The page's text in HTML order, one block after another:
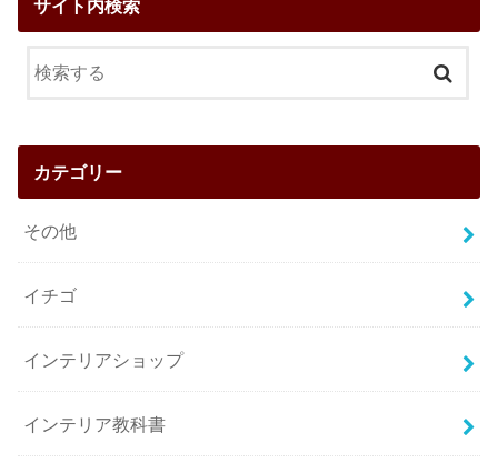
サイト内検索
カテゴリー
その他
イチゴ
インテリアショップ
インテリア教科書